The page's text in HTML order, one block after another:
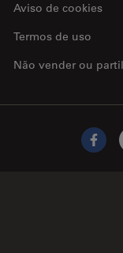
Aviso de cookies
Não vender ou
Termos de uso